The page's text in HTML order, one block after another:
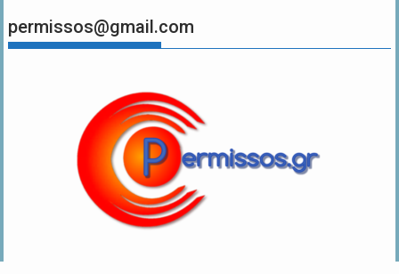
permissos@gmail.com